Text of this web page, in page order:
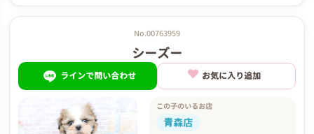
No.00763959
シーズー
ラインで問い合わせ お気に入り追加
この子のいるお店
青森店